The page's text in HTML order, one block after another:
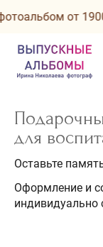
от 1900
для
Оставьте
Оформление и